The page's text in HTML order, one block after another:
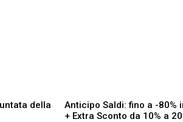
della
Anticipo Saldi: fino a -80%
+ Extra Sconto da 10% a